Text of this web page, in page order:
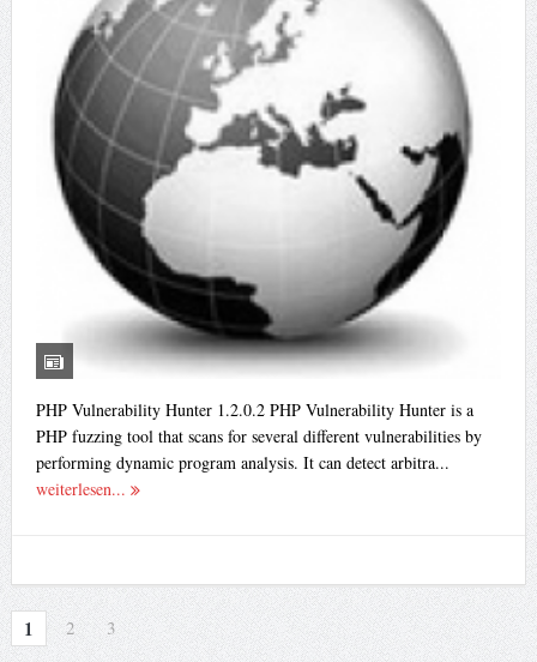
PHP Vulnerability Hunter 1.2.0.2 PHP Vulnerability Hunter is a
PHP fuzzing tool that scans for several different vulnerabilities by
performing dynamic program analysis. It can detect arbitra...
weiterlesen...
1 2 3